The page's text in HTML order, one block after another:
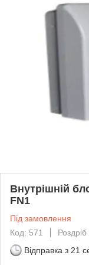
Внутрішній
FN1
Під замовлення
Код: 571
Роздріб
Відправка з 21